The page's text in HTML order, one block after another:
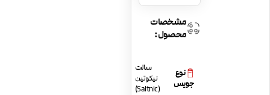
مشخصات
محصول:
نوع
جویس
سالت
نیکوتین
(Saltnic)